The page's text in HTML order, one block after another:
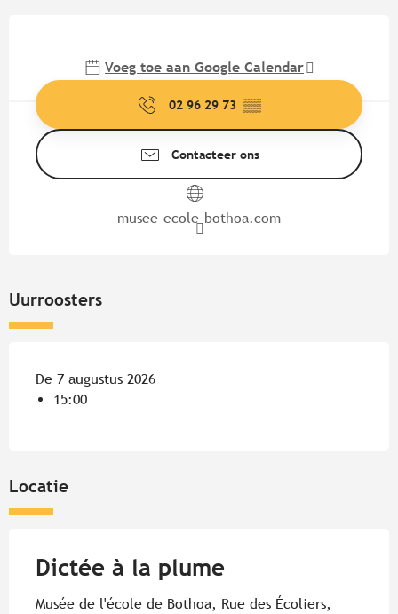
Voeg toe aan Google Calendar
02 96 29 73 ▒▒
Contacteer ons
musee-ecole-bothoa.com
Uurroosters
De 7 augustus 2026
15:00
Locatie
Dictée à la plume
Musée de l'école de Bothoa, Rue des Écoliers,